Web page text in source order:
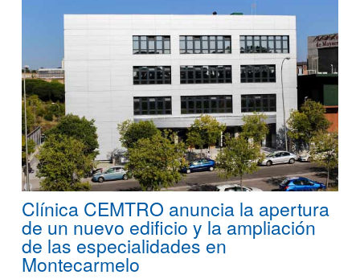
Clínica CEMTRO anuncia la apertura
de un nuevo edificio y la ampliación
de las especialidades en
Montecarmelo